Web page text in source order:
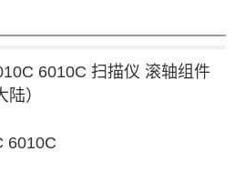
6010C 扫描仪 滚轴组件
陆）
6010C